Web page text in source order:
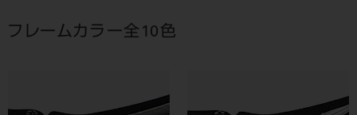
フレームカラー全10色